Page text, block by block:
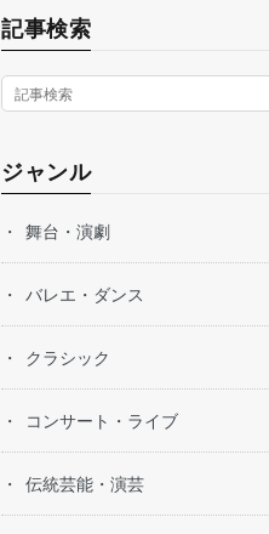
記事検索
ジャンル
舞台・演劇
バレエ・ダンス
クラシック
コンサート・ライブ
伝統芸能・演芸